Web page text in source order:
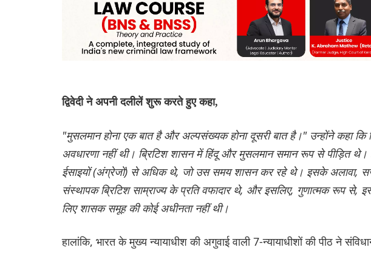
द्विवेदी ने अपनी दलीलें शुरू करते हुए कहा,
"मुसलमान होना एक बात है और अल्पसंख्यक होना दूसरी बात है।" उन्होंने कहा
अवधारणा नहीं थी। ब्रिटिश शासन में हिंदू और मुसलमान समान रूप से पीड़ित
ईसाइयों (अंग्रेजों) से अधिक थे, जो उस समय शासन कर रहे थे। इसके अलावा,
संस्थापक ब्रिटिश साम्राज्य के प्रति वफादार थे, और इसलिए, गुणात्मक रूप
लिए शासक समूह की कोई अधीनता नहीं थी।
हालांकि, भारत के मुख्य न्यायाधीश की अगुवाई वाली 7-न्यायाधीशों की पीठ ने